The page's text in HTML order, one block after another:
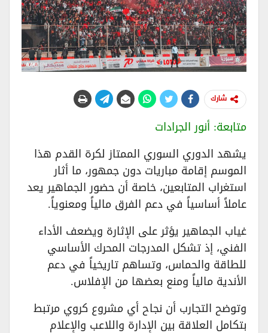
شارك
متابعة: أنور الجرادات
يشهد الدوري السوري الممتاز لكرة القدم هذا
الموسم إقامة مباريات دون جمهور، ما أثار
استغراب المتابعين، خاصة أن حضور الجماهير يعد
عاملاً أساسياً في دعم الفرق مالياً ومعنوياً.
غياب الجماهير يؤثر على الإثارة ويضعف الأداء
الفني، إذ تشكل المدرجات المحرك الأساسي
للطاقة والحماس، وتساهم تاريخياً في دعم
الأندية مالياً ومنع بعضها من الإفلاس.
وتوضح التجارب أن نجاح أي مشروع كروي مرتبط
بتكامل العلاقة بين الإدارة واللاعب والإعلام